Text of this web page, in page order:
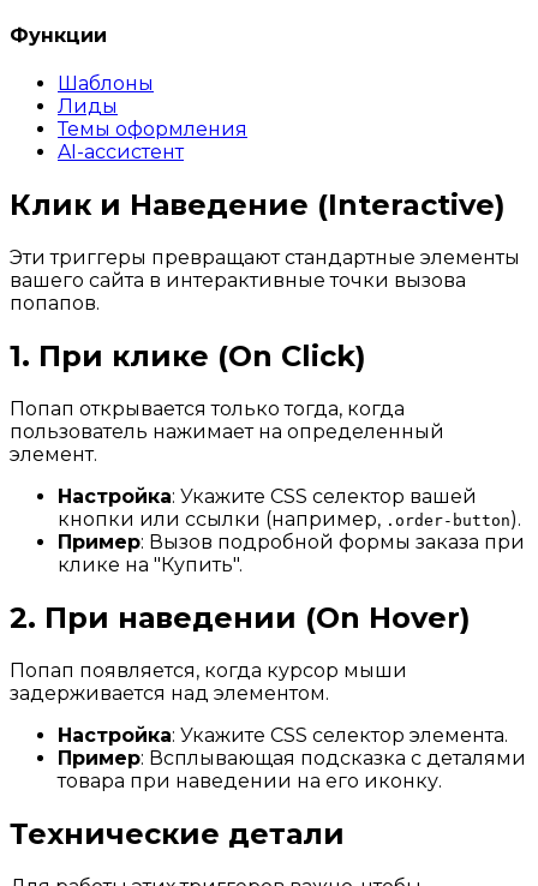
Функции
Шаблоны
Лиды
Темы оформления
AI-ассистент
Клик и Наведение (Interactive)
Эти триггеры превращают стандартные элементы
вашего сайта в интерактивные точки вызова
попапов.
1. При клике (On Click)
Попап открывается только тогда, когда
пользователь нажимает на определенный
элемент.
Настройка: Укажите CSS селектор вашей
кнопки или ссылки (например, .order-button).
Пример: Вызов подробной формы заказа при
клике на "Купить".
2. При наведении (On Hover)
Попап появляется, когда курсор мыши
задерживается над элементом.
Настройка: Укажите CSS селектор элемента.
Пример: Всплывающая подсказка с деталями
товара при наведении на его иконку.
Технические детали